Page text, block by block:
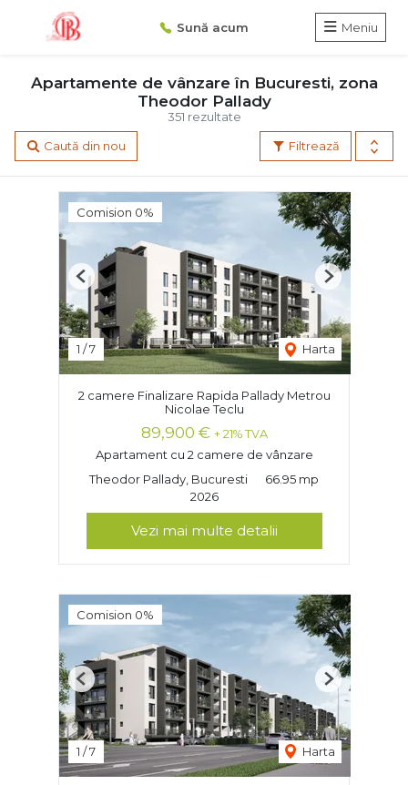
Sună acum Meniu
351 rezultate
Apartamente de vânzare în Bucuresti, zona
Theodor Pallady
Filtrează
Caută din nou
Comision 0%
1 /7 Harta
Previous Next
2 camere Finalizare Rapida Pallady Metrou
Nicolae Teclu
89,900 € + 21% TVA
Apartament cu 2 camere de vânzare
Theodor Pallady, Bucuresti
66.95 mp
2026
Vezi mai multe detalii
Comision 0%
1 /7 Harta
Previous Next